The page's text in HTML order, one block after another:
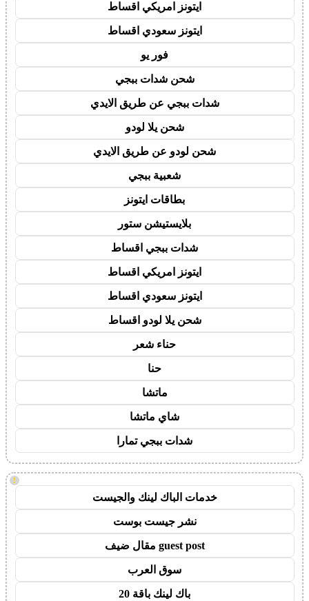
ايتونز امريكي اقساط
ايتونز سعودي اقساط
فور يو
شحن شدات ببجي
شدات ببجي عن طريق الايدي
شحن يلا لودو
شحن لودو عن طريق الايدي
شعبية ببجي
بطاقات ايتونز
بلايستيشن ستور
شدات ببجي اقساط
ايتونز امريكي اقساط
ايتونز سعودي اقساط
شحن يلا لودو اقساط
حناء شعر
حنا
ماتشا
شاي ماتشا
شدات ببجي تمارا
!
خدمات الباك لينك والجيست
نشر جيست بوست
guest post مقال ضيف
سوق العرب
باك لينك باقة 20